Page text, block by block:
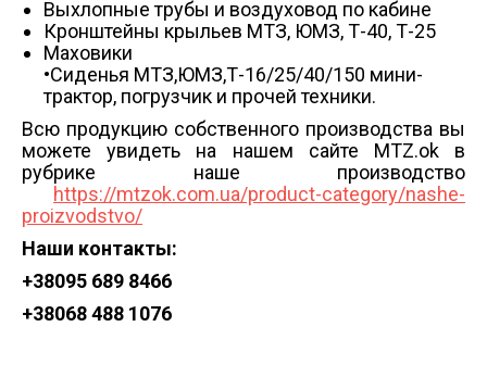
Выхлопные трубы и воздуховод по кабине
Кронштейны крыльев МТЗ, ЮМЗ, Т-40, Т-25
Маховики
•Сиденья МТЗ,ЮМЗ,Т-16/25/40/150 мини-
трактор, погрузчик и прочей техники.
Всю продукцию собственного производства вы
можете увидеть на нашем сайте MTZ.ok в
рубрике наше производство
https://mtzok.com.ua/product-category/nashe-
proizvodstvo/
Наши контакты:
+38095 689 8466
+38068 488 1076